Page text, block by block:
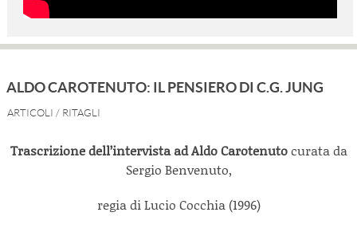
ALDO CAROTENUTO: IL PENSIERO DI C.G. JUNG
ARTICOLI / RITAGLI
Trascrizione dell’intervista ad Aldo Carotenutocurata da
Sergio Benvenuto,
regia di Lucio Cocchia (1996)